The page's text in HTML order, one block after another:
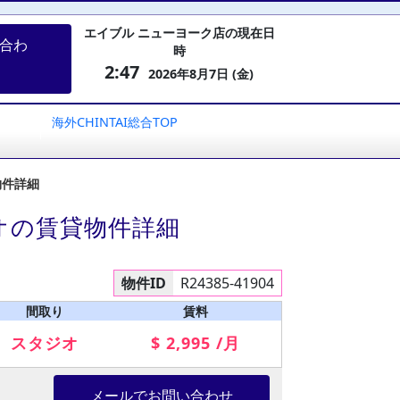
わ
エイブル ニューヨーク店の現在日
時
2:47 2026年8月7日 (金)
海外CHINTAI総合TOP
詳細
賃貸物件詳細
物件ID R24385-41904
間取り
賃料
スタジオ $ 2,995 /月
メールでお問い合わせ